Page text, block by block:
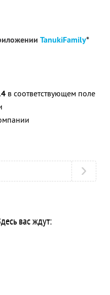
TanukiFamily*
в соответствующем поле
вас ждут: